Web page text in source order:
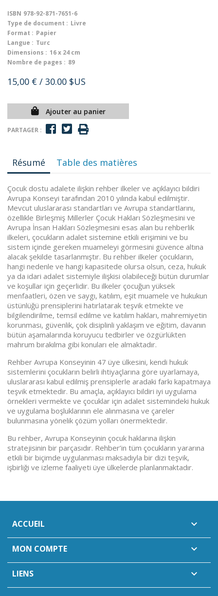
ISBN 978-92-871-7651-6
Type de document : Livre
Format : Papier
Langue : Turc
Dimensions : 16 x 24 cm
Nombre de pages : 89
15,00 € / 30.00 $US
Ajouter au panier
PARTAGER :
Résumé Table des matières
Çocuk dostu adalete ilişkin rehber ilkeler ve açıklayıcı bildiri
Avrupa Konseyi tarafından 2010 yılında kabul edilmiştir.
Mevcut uluslararası standartları ve Avrupa standartlarını,
özellikle Birleşmiş Millerler Çocuk Hakları Sözleşmesini ve
Avrupa İnsan Hakları Sözleşmesini esas alan bu rehberlik
ilkeleri, çocukların adalet sistemine etkili erişimini ve bu
sistem içinde gereken muameleyi görmesini güvence altına
alacak şekilde tasarlanmıştır. Bu rehber ilkeler çocukların,
hangi nedenle ve hangi kapasitede olursa olsun, ceza, hukuk
ya da idari adalet sistemiyle ilişkisi olabileceği bütün durumlar
ve koşullar için geçerlidir. Bu ilkeler çocuğun yüksek
menfaatleri, özen ve saygı, katılım, eşit muamele ve hukukun
üstünlüğü prensiplerini hatırlatarak teşvik etmekte ve
bilgilendirilme, temsil edilme ve katılım hakları, mahremiyetin
korunması, güvenlik, çok disiplinli yaklaşım ve eğitim, davanın
bütün aşamalarında koruyucu tedbirler ve özgürlükten
mahrum bırakılma gibi konuları ele almaktadır.
Rehber Avrupa Konseyinin 47 üye ülkesini, kendi hukuk
sistemlerini çocukların belirli ihtiyaçlarına göre uyarlamaya,
uluslararası kabul edilmiş prensiplerle aradaki farkı kapatmaya
teşvik etmektedir. Bu amaçla, açıklayıcı bildiri iyi uygulama
örnekleri vermekte ve çocuklar için adalet sistemindeki hukuk
ve uygulama boşluklarının ele alınmasına ve çareler
bulunmasına yönelik çözüm yolları önermektedir.
Bu rehber, Avrupa Konseyinin çocuk haklarına ilişkin
stratejisinin bir parçasıdır. Rehber’in tüm çocukların yararına
etkili bir biçimde uygulanması maksadıyla bir dizi teşvik,
işbirliği ve izleme faaliyeti üye ülkelerde planlanmaktadır.
ACCUEIL 
MON COMPTE 
LIENS 